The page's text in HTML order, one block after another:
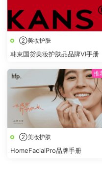
②美妆护肤
韩束国货美妆护肤品品牌VI手册
②美妆护肤
HomeFacialPro品牌手册